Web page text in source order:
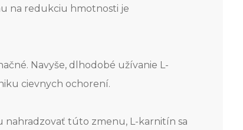
na redukciu hmotnosti je
Navyše, dlhodobé užívanie L-
cievnych ochorení.
nahradzovať túto zmenu, L-karnitín sa